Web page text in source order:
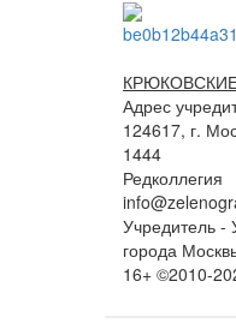
Адрес
124617, г.
1444
Редколлегия
Учредитель -
города
16+ ©2010-